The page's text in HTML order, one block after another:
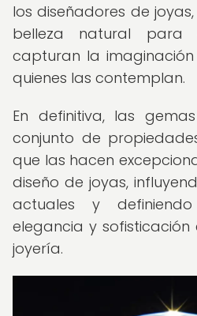
los diseñadores de
belleza natural para
capturan la
quienes las contemplan.
En definitiva, las
conjunto de
que las hacen
diseño de joyas,
actuales y
elegancia y
joyería.